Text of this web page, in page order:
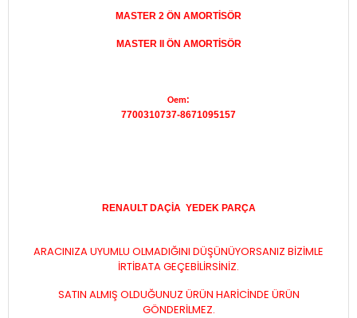
MASTER 2 ÖN AMORTİSÖR
MASTER II ÖN AMORTİSÖR
Oem:
7700310737-8671095157
RENAULT DAÇİA YEDEK PARÇA
ARACINIZA UYUMLU OLMADIĞINI DÜŞÜNÜYORSANIZ BİZİMLE
İRTİBATA GEÇEBİLİRSİNİZ.
SATIN ALMIŞ OLDUĞUNUZ ÜRÜN HARİCİNDE ÜRÜN
GÖNDERİLMEZ.